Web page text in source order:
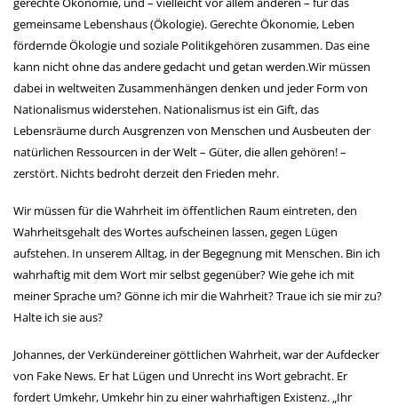
gemeinsame Lebenshaus (Ökologie). Gerechte Ökonomie, Leben
fördernde Ökologie und soziale Politikgehören zusammen. Das eine
kann nicht ohne das andere gedacht und getan werden.Wir müssen
dabei in weltweiten Zusammenhängen denken und jeder Form von
Nationalismus widerstehen. Nationalismus ist ein Gift, das
Lebensräume durch Ausgrenzen von Menschen und Ausbeuten der
natürlichen Ressourcen in der Welt – Güter, die allen gehören! –
zerstört. Nichts bedroht derzeit den Frieden mehr.
Wir müssen für die Wahrheit im öffentlichen Raum eintreten, den
Wahrheitsgehalt des Wortes aufscheinen lassen, gegen Lügen
aufstehen. In unserem Alltag, in der Begegnung mit Menschen. Bin ich
wahrhaftig mit dem Wort mir selbst gegenüber? Wie gehe ich mit
meiner Sprache um? Gönne ich mir die Wahrheit? Traue ich sie mir zu?
Halte ich sie aus?
Johannes, der Verkündereiner göttlichen Wahrheit, war der Aufdecker
von Fake News. Er hat Lügen und Unrecht ins Wort gebracht. Er
fordert Umkehr, Umkehr hin zu einer wahrhaftigen Existenz. „Ihr